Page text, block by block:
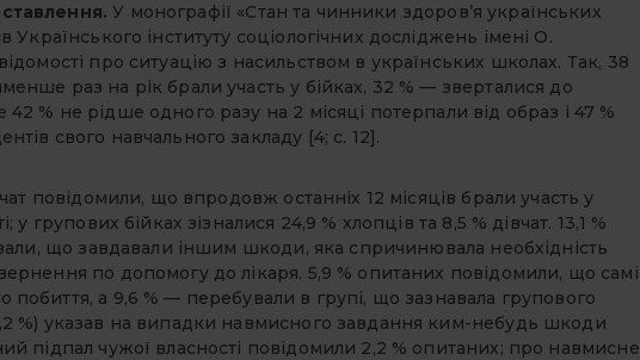
У монографії «Стан та чинники здоров’я українських
Українського інституту соціологічних досліджень імені О.
про ситуацію з насильством в українських школах. Так, 38
раз на рік брали участь у бійках, 32 % — зверталися до
% не рідше одного разу на 2 місяці потерпали від образ і 47 %
свого навчального закладу [4; с. 12].
повідомили, що впродовж останніх 12 місяців брали участь у
у групових бійках зізналися 24,9 % хлопців та 8,5 % дівчат. 13,1 %
що завдавали іншим шкоди, яка спричинювала необхідність
по допомогу до лікаря. 5,9 % опитаних повідомили, що самі
побиття, а 9,6 % — перебували в групі, що зазнавала групового
%) указав на випадки навмисного завдання ким-небудь шкоди
підпал чужої власності повідомили 2,2 % опитаних; про навмисне